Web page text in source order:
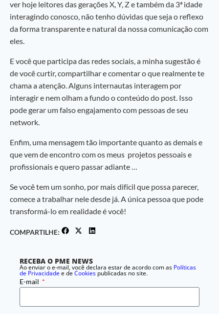
ver hoje leitores das gerações X, Y, Z e também da 3ª idade
interagindo conosco, não tenho dúvidas que seja o reflexo
da forma transparente e natural da nossa comunicação com
eles.
E você que participa das redes sociais, a minha sugestão é
de você curtir, compartilhar e comentar o que realmente te
chama a atenção. Alguns internautas interagem por
interagir e nem olham a fundo o conteúdo do post. Isso
pode gerar um falso engajamento com pessoas de seu
network.
Enfim, uma mensagem tão importante quanto as demais e
que vem de encontro com os meus projetos pessoais e
profissionais e quero passar adiante …
Se você tem um sonho, por mais difícil que possa parecer,
comece a trabalhar nele desde já. A única pessoa que pode
transformá-lo em realidade é você!
COMPARTILHE:
RECEBA O PME NEWS
Ao enviar o e-mail, você declara estar de acordo com as Políticas
de Privacidadee deCookies publicadas no site.
E-mail